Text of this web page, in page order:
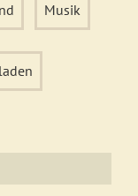
Musik